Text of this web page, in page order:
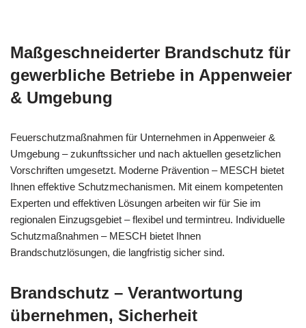
Maßgeschneiderter Brandschutz für
gewerbliche Betriebe in Appenweier
& Umgebung
Feuerschutzmaßnahmen für Unternehmen in Appenweier &
Umgebung – zukunftssicher und nach aktuellen gesetzlichen
Vorschriften umgesetzt. Moderne Prävention – MESCH bietet
Ihnen effektive Schutzmechanismen. Mit einem kompetenten
Experten und effektiven Lösungen arbeiten wir für Sie im
regionalen Einzugsgebiet – flexibel und termintreu. Individuelle
Schutzmaßnahmen – MESCH bietet Ihnen
Brandschutzlösungen, die langfristig sicher sind.
Brandschutz – Verantwortung
übernehmen, Sicherheit